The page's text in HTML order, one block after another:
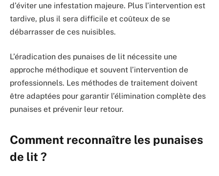
d’éviter une infestation majeure. Plus l’intervention est
tardive, plus il sera difficile et coûteux de se
débarrasser de ces nuisibles.
L’éradication des punaises de lit nécessite une
approche méthodique et souvent l’intervention de
professionnels. Les méthodes de traitement doivent
être adaptées pour garantir l’élimination complète des
punaises et prévenir leur retour.
Comment reconnaître les punaises
de lit ?